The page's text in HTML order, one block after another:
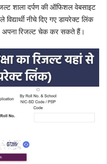
शाला दर्पण की ऑफिशल वेबसाइट
विद्यार्थी नीचे दिए गए डायरेक्ट लिंक
अपना रिजल्ट चेक कर सकते हैं।